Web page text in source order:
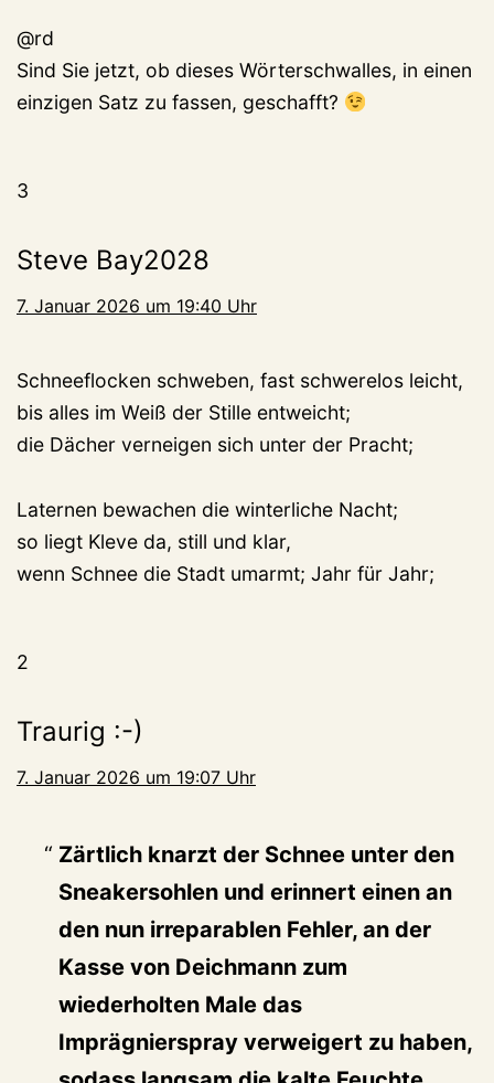
@rd
Sind Sie jetzt, ob dieses Wörterschwalles, in einen
einzigen Satz zu fassen, geschafft?
3
Steve Bay2028
7. Januar 2026 um 19:40 Uhr
Schneeflocken schweben, fast schwerelos leicht,
bis alles im Weiß der Stille entweicht;
die Dächer verneigen sich unter der Pracht;
Laternen bewachen die winterliche Nacht;
so liegt Kleve da, still und klar,
wenn Schnee die Stadt umarmt; Jahr für Jahr;
2
Traurig :-)
7. Januar 2026 um 19:07 Uhr
Zärtlich knarzt der Schnee unter den
Sneakersohlen und erinnert einen an
den nun irreparablen Fehler, an der
Kasse von Deichmann zum
wiederholten Male das
Imprägnierspray verweigert zu haben,